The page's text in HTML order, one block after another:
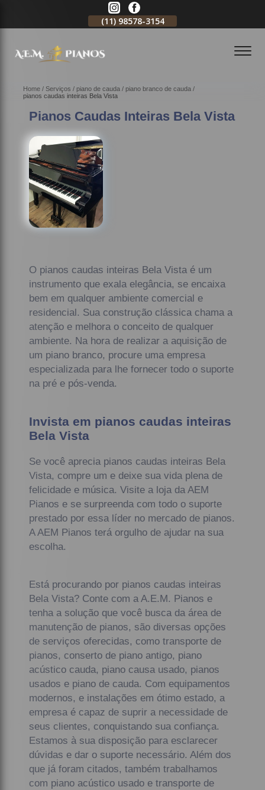
(11) 98578-3154
Home Serviços piano de cauda
piano branco de cauda
pianos caudas inteiras Bela Vista
Pianos Caudas Inteiras Bela Vista
O pianos caudas inteiras Bela Vista é um
instrumento que exala elegância, se encaixa
bem em qualquer ambiente comercial e
residencial. Sua construção clássica chama a
atenção e melhora o conceito de qualquer
ambiente. Na hora de realizar a aquisição de
um piano branco, procure uma empresa
especializada para lhe fornecer todo o suporte
na pré e pós-venda.
Invista em pianos caudas inteiras
Bela Vista
Se você aprecia pianos caudas inteiras Bela
Vista, compre um e deixe sua vida plena de
felicidade e música. Visite a loja da AEM
Pianos e se surpreenda com todo o suporte
prestado por essa líder no mercado de pianos.
A AEM Pianos terá orgulho de ajudar na sua
escolha.
Está procurando por pianos caudas inteiras
Bela Vista? Conte com a A.E.M. Pianos e
tenha a solução que você busca da área de
manutenção de pianos, são diversas opções
de serviços oferecidas, como transporte de
pianos, conserto de piano antigo, piano
acústico cauda, piano causa usado, pianos
usados e piano de cauda. Com equipamentos
modernos, e instalações em ótimo estado, a
empresa é capaz de suprir a necessidade de
seus clientes, conquistando sua confiança.
Estamos à sua disposição para esclarecer
dúvidas e dar o suporte necessário. Além dos
que já foram citados, também trabalhamos
com piano acústico usado e transporte de